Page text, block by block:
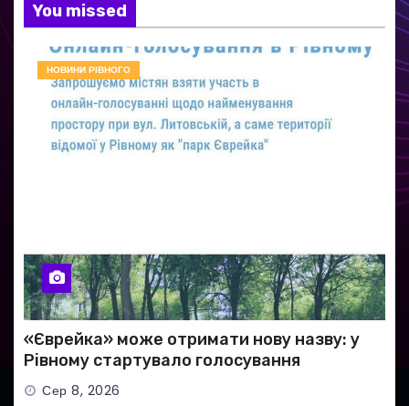
You missed
НОВИНИ РІВНОГО
«Єврейка» може отримати нову назву: у
Рівному стартувало голосування
Сер 8, 2026